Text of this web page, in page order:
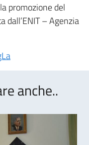
promozione del
dall’ENIT – Agenzia
anche..